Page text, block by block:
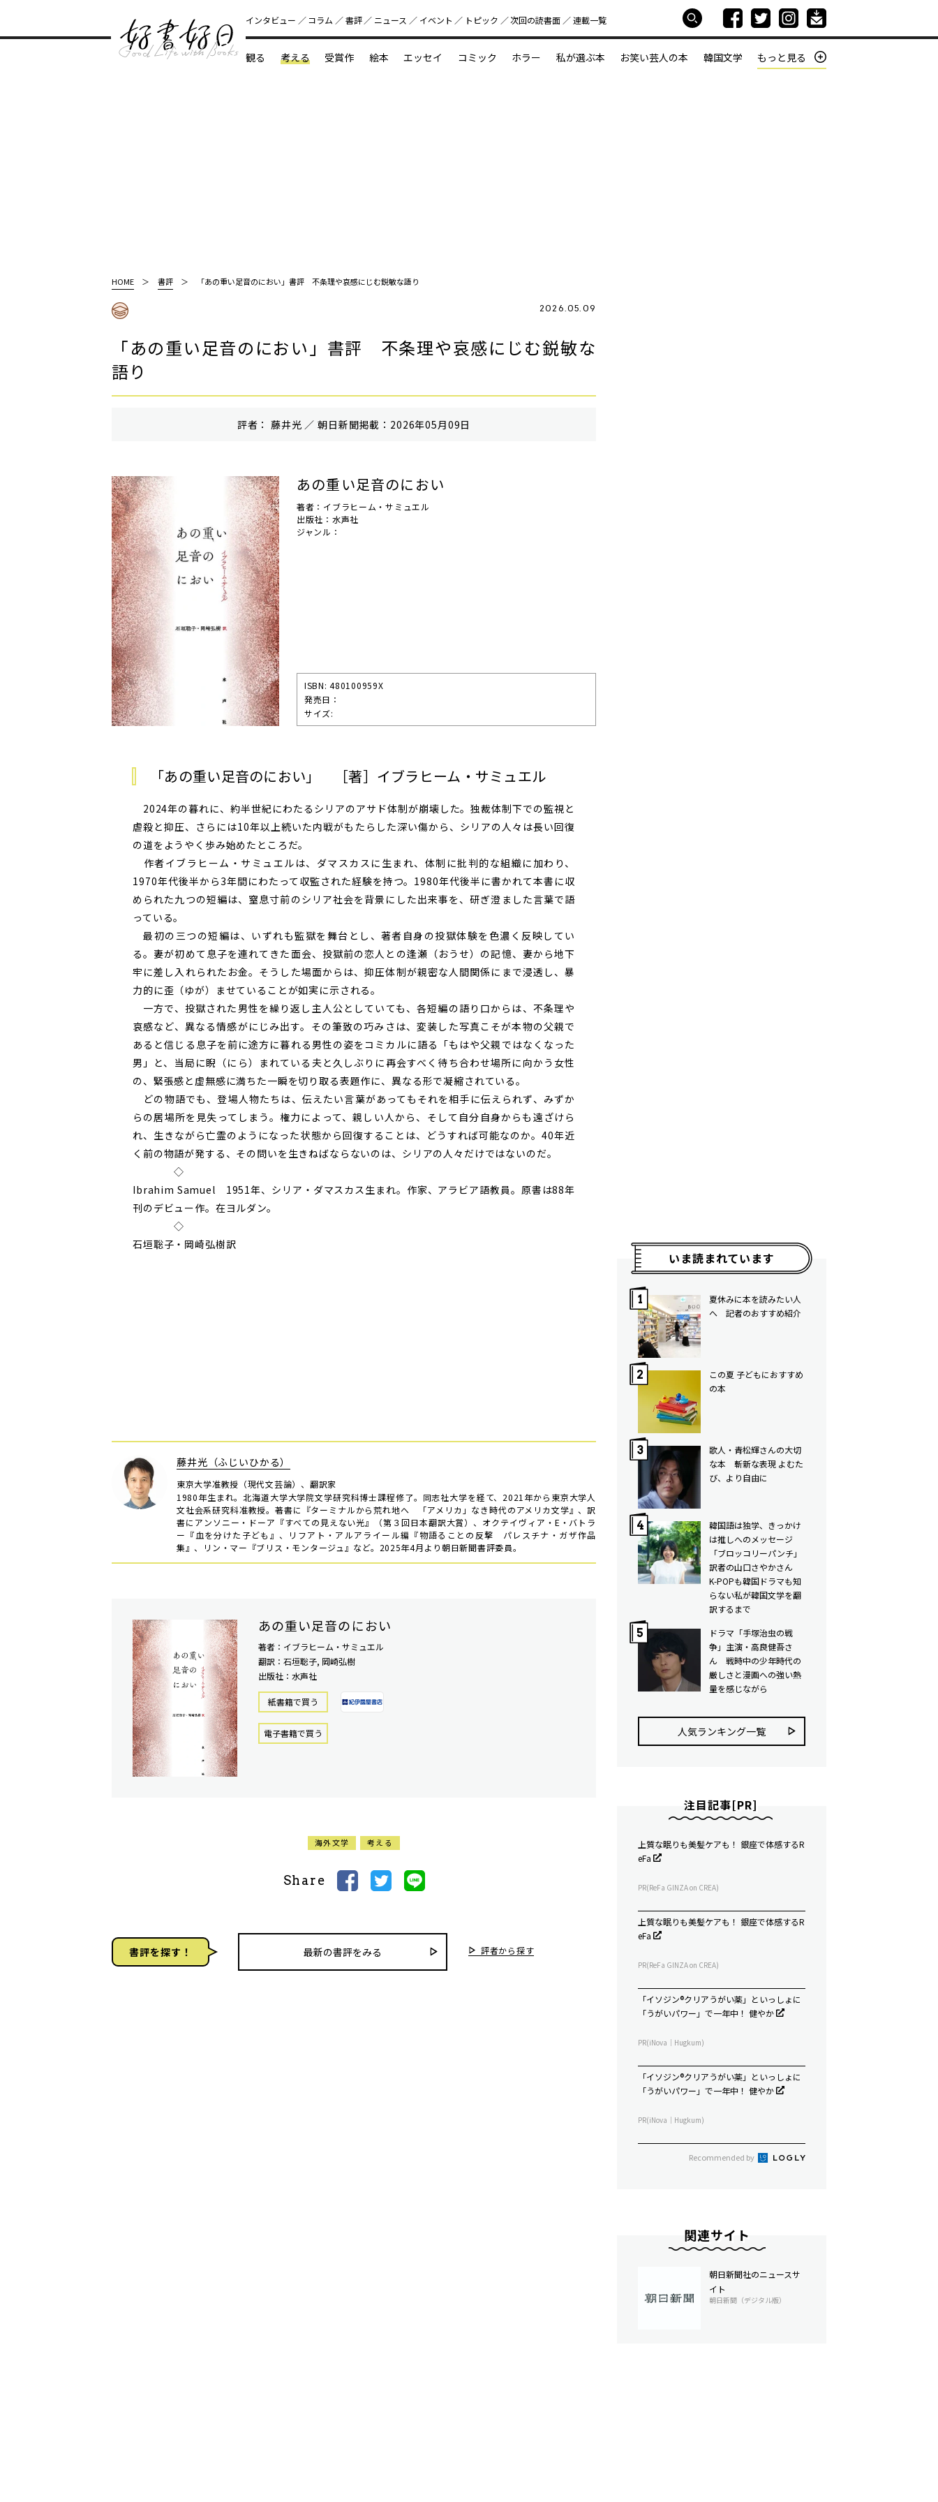
好書好日
インタビュー コラム 書評 ニュース イベント トピック 次回の読書⾯ 連載一覧
観る 考える 受賞作 絵本 エッセイ コミック ホラー 私が選ぶ本 お笑い芸人の本 韓国文学 もっと見る
HOME 書評 「あの重い足音のにおい」書評 不条理や哀感にじむ鋭敏な語り
2026.05.09
「あの重い足音のにおい」書評 不条理や哀感にじむ鋭敏な
語り
評者： 藤井光 ／ 朝⽇新聞掲載：2026年05月09日
あの重い足音のにおい
著者：イブラヒーム・サミュエル
出版社：水声社
ジャンル：
ISBN: 480100959X
発売⽇：
サイズ:
「あの重い足音のにおい」 ［著］イブラヒーム・サミュエル
2024年の暮れに、約半世紀にわたるシリアのアサド体制が崩壊した。独裁体制下での監視と
虐殺と抑圧、さらには10年以上続いた内戦がもたらした深い傷から、シリアの人々は長い回復
の道をようやく歩み始めたところだ。
作者イブラヒーム・サミュエルは、ダマスカスに生まれ、体制に批判的な組織に加わり、
1970年代後半から3年間にわたって収監された経験を持つ。1980年代後半に書かれて本書に収
められた九つの短編は、窒息寸前のシリア社会を背景にした出来事を、研ぎ澄ました言葉で語
っている。
最初の三つの短編は、いずれも監獄を舞台とし、著者自身の投獄体験を色濃く反映してい
る。妻が初めて息子を連れてきた面会、投獄前の恋人との逢瀬（おうせ）の記憶、妻から地下
牢に差し入れられたお金。そうした場面からは、抑圧体制が親密な人間関係にまで浸透し、暴
力的に歪（ゆが）ませていることが如実に示される。
一方で、投獄された男性を繰り返し主人公としていても、各短編の語り口からは、不条理や
哀感など、異なる情感がにじみ出す。その筆致の巧みさは、変装した写真こそが本物の父親で
あると信じる息子を前に途方に暮れる男性の姿をコミカルに語る「もはや父親ではなくなった
男」と、当局に睨（にら）まれている夫と久しぶりに再会すべく待ち合わせ場所に向かう女性
の、緊張感と虚無感に満ちた一瞬を切り取る表題作に、異なる形で凝縮されている。
どの物語でも、登場人物たちは、伝えたい言葉があってもそれを相手に伝えられず、みずか
らの居場所を見失ってしまう。権力によって、親しい人から、そして自分自身からも遠ざけら
れ、生きながら亡霊のようになった状態から回復することは、どうすれば可能なのか。40年近
く前の物語が発する、その問いを生きねばならないのは、シリアの人々だけではないのだ。
◇
Ibrahim Samuel 1951年、シリア・ダマスカス生まれ。作家、アラビア語教員。原書は88年
刊のデビュー作。在ヨルダン。
◇
石垣聡子・岡崎弘樹訳
藤井光（ふじいひかる）
東京大学准教授（現代文芸論）、翻訳家
1980年生まれ。北海道大学大学院文学研究科博士課程修了。同志社大学を経て、2021年から東京大学人
文社会系研究科准教授。著書に『ターミナルから荒れ地へ 「アメリカ」なき時代のアメリカ文学』、訳
書にアンソニー・ドーア『すべての見えない光』（第３回日本翻訳大賞）、オクテイヴィア・E・バトラ
ー『血を分けた子ども』、リフアト・アルアライール編『物語ることの反撃 パレスチナ・ガザ作品
集』、リン・マー『ブリス・モンタージュ』など。2025年4月より朝日新聞書評委員。
あの重い足音のにおい
著者：イブラヒーム・サミュエル
翻訳：石垣聡子, 岡崎弘樹
出版社：水声社
紙書籍で買う
電⼦書籍で買う
海外文学 考える
Share
書評を探す！ 最新の書評をみる 評者から探す
いま読まれています
夏休みに本を読みたい人
へ 記者のおすすめ紹介
この夏 子どもにおすすめ
の本
歌人・青松輝さんの大切
な本 斬新な表現 よむた
び、より自由に
韓国語は独学、きっかけ
は推しへのメッセージ
「ブロッコリーパンチ」
訳者の山口さやかさん
K-POPも韓国ドラマも知
らない私が韓国文学を翻
訳するまで
ドラマ「手塚治虫の戦
争」主演・高良健吾さ
ん 戦時中の少年時代の
厳しさと漫画への強い熱
量を感じながら
人気ランキング⼀覧
注目記事[PR]
上質な眠りも美髪ケアも！ 銀座で体感するR
eFa
PR(ReFa GINZA on CREA)
上質な眠りも美髪ケアも！ 銀座で体感するR
eFa
PR(ReFa GINZA on CREA)
「イソジン®クリアうがい薬」といっしょに
「うがいパワー」で一年中！ 健やか
PR(iNova｜Hugkum)
「イソジン®クリアうがい薬」といっしょに
「うがいパワー」で一年中！ 健やか
PR(iNova｜Hugkum)
Recommended by
関連サイト
朝日新聞社のニュースサ
イト
朝日新聞（デジタル版）